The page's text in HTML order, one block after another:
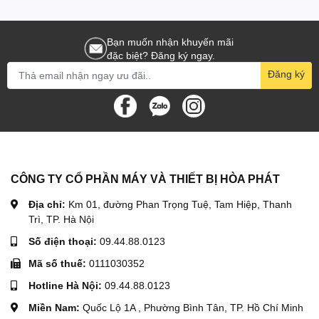
Nhờ sử dụng vỏ nhôm nên trọng lượng tời được giảm tối đa, giúp
Hình ảnh Tời điện đa năng Bison KCD750-1500 30m 14
Bạn muốn nhận khuyến mãi
đặc biệt? Đăng ký ngay.
Đăng ký
CÔNG TY CỔ PHẦN MÁY VÀ THIẾT BỊ HÒA PHÁT
Địa chỉ: Km 01, đường Phan Trọng Tuệ, Tam Hiệp, Thanh
Trì, TP. Hà Nội
Số điện thoại: 09.44.88.0123
Mã số thuế: 0111030352
Hotline Hà Nội: 09.44.88.0123
Miền Nam: Quốc Lộ 1A , Phường Bình Tân, TP. Hồ Chí Minh